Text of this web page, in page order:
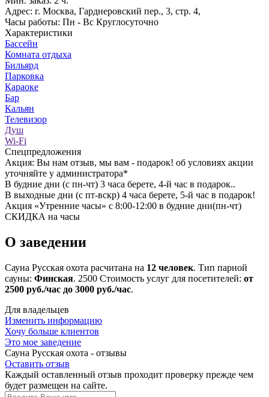
Адрес: г. Москва, Гарднеровский пер., 3, стр. 4,
Часы работы: Пн - Вс Круглосуточно
Характеристики
Бассейн
Комната отдыха
Бильярд
Парковка
Караоке
Бар
Кальян
Телевизор
Душ
Wi-Fi
Спецпредложения
Акция: Вы нам отзыв, мы вам - подарок! об условиях акции
уточняйте у администратора*
В будние дни (с пн-чт) 3 часа берете, 4-й час в подарок..
В выходные дни (с пт-вскр) 4 часа берете, 5-й час в подарок!
Акция «Утренние часы» с 8:00-12:00 в будние дни(пн-чт)
СКИДКА на часы
О заведении
Сауна Русская охота расчитана на 12 человек. Тип парной
сауны: Финская. 2500 Стоимость услуг для посетителей: от
2500 руб./час до 3000 руб./час.
Для владельцев
Изменить информацию
Хочу больше клиентов
Это мое заведение
Сауна Русская охота - отзывы
Оставить отзыв
Каждый оставленный отзыв проходит проверку прежде чем
будет размещен на сайте.